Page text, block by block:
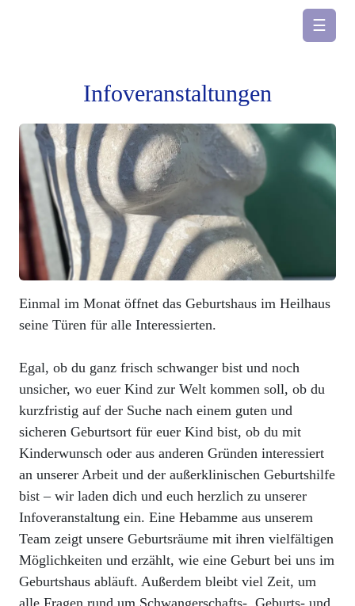
☰
Infoveranstaltungen
Einmal im Monat öffnet das Geburtshaus im Heilhaus
seine Türen für alle Interessierten.
Egal, ob du ganz frisch schwanger bist und noch
unsicher, wo euer Kind zur Welt kommen soll, ob du
kurzfristig auf der Suche nach einem guten und
sicheren Geburtsort für euer Kind bist, ob du mit
Kinderwunsch oder aus anderen Gründen interessiert
an unserer Arbeit und der außerklinischen Geburtshilfe
bist – wir laden dich und euch herzlich zu unserer
Infoveranstaltung ein. Eine Hebamme aus unserem
Team zeigt unsere Geburtsräume mit ihren vielfältigen
Möglichkeiten und erzählt, wie eine Geburt bei uns im
Geburtshaus abläuft. Außerdem bleibt viel Zeit, um
alle Fragen rund um Schwangerschafts-, Geburts- und